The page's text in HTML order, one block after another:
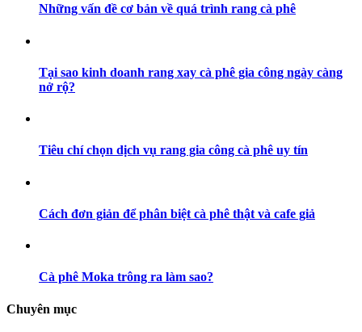
Những vấn đề cơ bản về quá trình rang cà phê
Tại sao kinh doanh rang xay cà phê gia công ngày càng
nở rộ?
Tiêu chí chọn dịch vụ rang gia công cà phê uy tín
Cách đơn giản để phân biệt cà phê thật và cafe giả
Cà phê Moka trông ra làm sao?
Chuyên mục